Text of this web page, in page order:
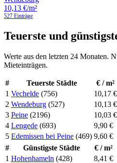
10,13 €/m²
527 Einträge
Teuerste und
Werte aus den letzten 24 Monaten.
Mieteinträgen.
# Teuerste Städte
€ / m²
1 Vechelde (756)
10,17 €
2 Wendeburg (527)
10,13 €
3 Peine (2196)
10,03 €
4 Lengede (693)
9,90 €
5 Edemissen bei Peine (469) 9,60 €
#
Günstigste Städte
€ / m²
1 Hohenhameln (428)
8,41 €